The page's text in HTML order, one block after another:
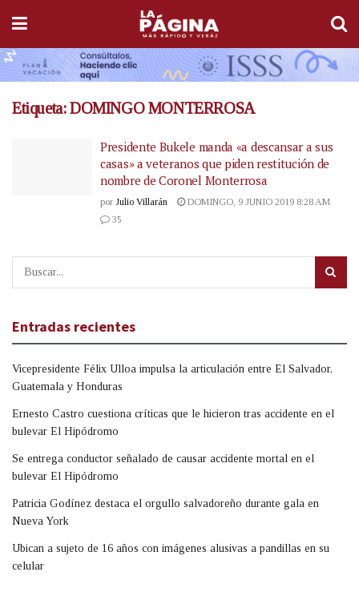
Etiqueta:DOMINGO MONTERROSA
Presidente Bukele manda «a descansar a sus
casas» a veteranos que piden restitución de
nombre de Coronel Monterrosa
por Julio Villarán
DOMINGO, 9 JUNIO 2019 8:28 AM
35
Entradas recientes
Vicepresidente Félix Ulloa impulsa la articulación entre El Salvador,
Guatemala y Honduras
Ernesto Castro cuestiona críticas que le hicieron tras accidente en el
bulevar El Hipódromo
Se entrega conductor señalado de causar accidente mortal en el
bulevar El Hipódromo
Patricia Godínez destaca el orgullo salvadoreño durante gala en
Nueva York
Ubican a sujeto de 16 años con imágenes alusivas a pandillas en su
celular